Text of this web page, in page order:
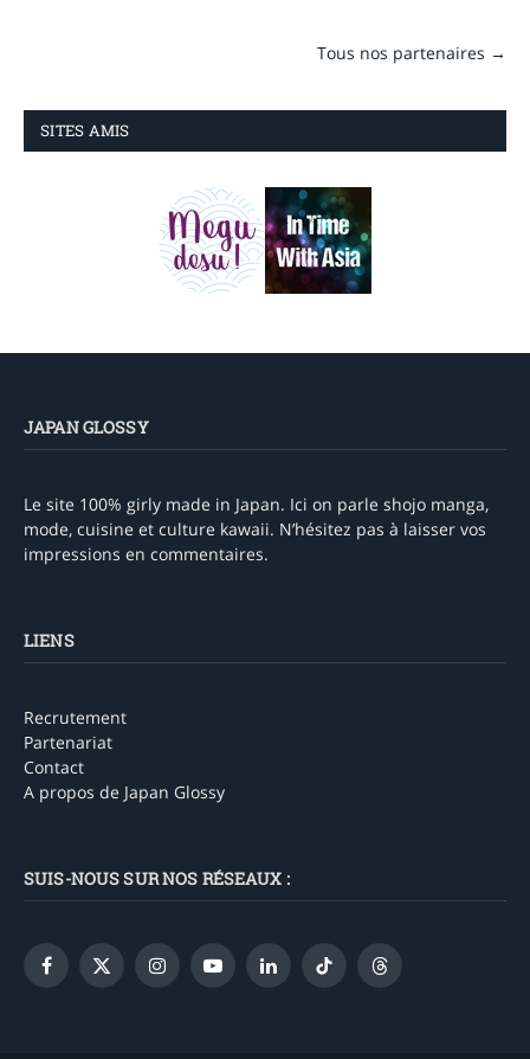
Tous nos partenaires →
SITES AMIS
JAPAN GLOSSY
Le site 100% girly made in Japan. Ici on parle shojo manga,
mode, cuisine et culture kawaii. N’hésitez pas à laisser vos
impressions en commentaires.
LIENS
Recrutement
Partenariat
Contact
A propos de Japan Glossy
SUIS-NOUS SUR NOS RÉSEAUX :
Facebook
X
InstagramYouTubeLinkedInTikTok Threads